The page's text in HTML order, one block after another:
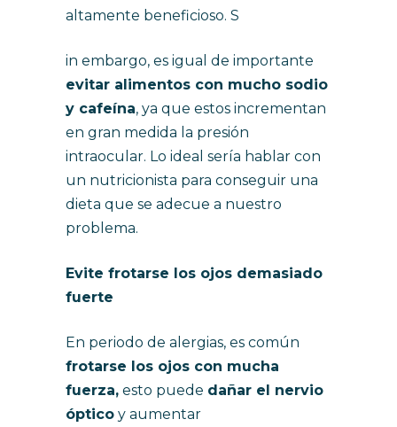
altamente beneficioso. S
in embargo, es igual de importante
evitar alimentos con mucho sodio
y cafeína, ya que estos incrementan
en gran medida la presión
intraocular. Lo ideal sería hablar con
un nutricionista para conseguir una
dieta que se adecue a nuestro
problema.
Evite frotarse los ojos demasiado
fuerte
En periodo de alergias, es común
frotarse los ojos con mucha
fuerza, esto puede dañar el nervio
óptico y aumentar